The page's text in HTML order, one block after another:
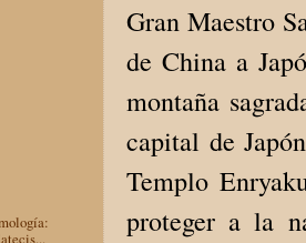
Gran Maestro
de China a
montaña
capital de
Templo
proteger a la